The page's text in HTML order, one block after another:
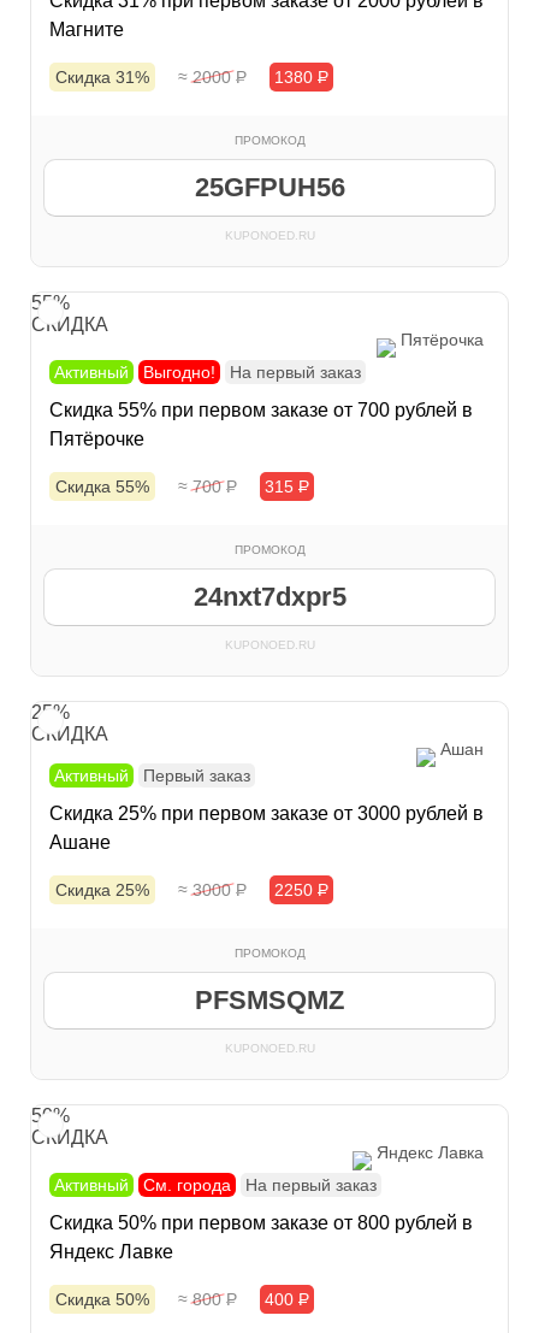
Магните
Скидка 31% ≈ 2000Р 1380 Р
ПРОМОКОД
25GFPUH56
KUPONOED.RU
55%
СКИДКА
Пятёрочка
Активный
Выгодно! На первый заказ
Скидка 55% при первом заказе от 700 рублей в
Пятёрочке
Скидка 55% ≈ 700Р 315 Р
ПРОМОКОД
24nxt7dxpr5
KUPONOED.RU
25%
СКИДКА
Ашан
Активный
Первый заказ
Скидка 25% при первом заказе от 3000 рублей в
Ашане
Скидка 25% ≈ 3000Р 2250 Р
ПРОМОКОД
PFSMSQMZ
KUPONOED.RU
50%
СКИДКА
Яндекс Лавка
Активный
См. города На первый заказ
Скидка 50% при первом заказе от 800 рублей в
Яндекс Лавке
Скидка 50% ≈ 800Р 400 Р